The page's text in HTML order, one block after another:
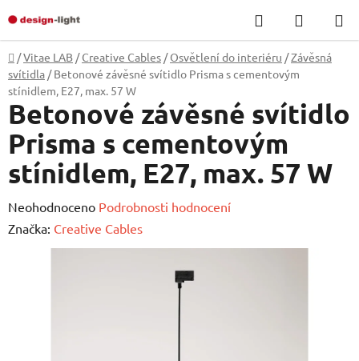
na
obsah
Hledat
KOŠÍK
Domů
/Vitae LAB / Creative Cables / Osvětlení do interiéru /Závěsná
svítidla / Betonové závěsné svítidlo Prisma s cementovým
stínidlem, E27, max. 57 W
Betonové závěsné svítidlo
Prisma s cementovým
stínidlem, E27, max. 57 W
Průměrné
hodnocení
produktu
Neohodnoceno Podrobnosti hodnocení
Značka: Creative Cables